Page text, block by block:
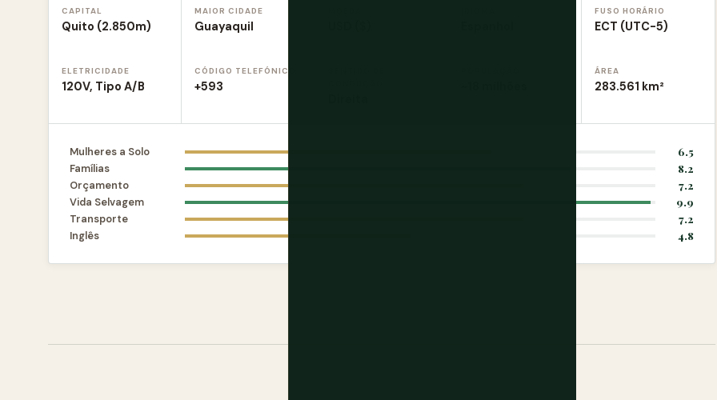
CAPITAL
Quito (2.850m)
MAIOR CIDADE
Guayaquil
FUSO HORÁRIO
ECT (UTC-5)
ELETRICIDADE
120V, Tipo A/B
CÓDIGO TELEFÓNICO
+593
ÁREA
283.561 km²
Mulheres a Solo
6.5
Famílias
8.2
Orçamento
7.2
Vida Selvagem
9.9
Transporte
7.2
Inglês
4.8